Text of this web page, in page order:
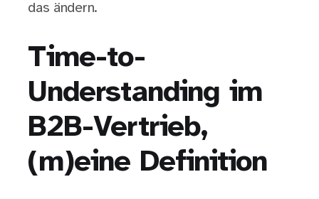
das ändern.
Time-to-
Understanding im
B2B-Vertrieb,
(m)eine Definition